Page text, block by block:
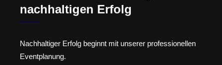
nachhaltigen Erfolg
Nachhaltiger Erfolg beginnt mit unserer professionellen
Eventplanung.